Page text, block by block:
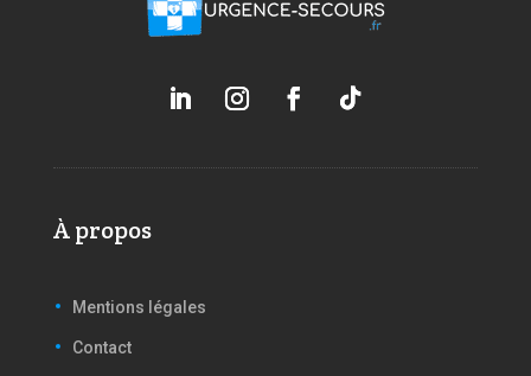
À propos
Mentions légales
Contact